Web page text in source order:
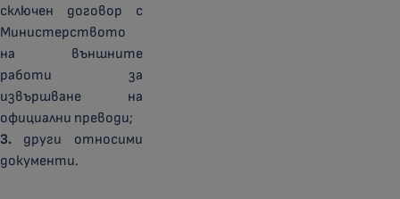
сключен договор с
Министерството
на външните
работи за
извършване на
официални преводи;
3.други относими
документи.